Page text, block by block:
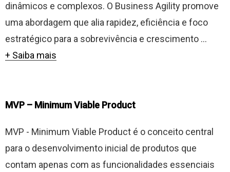
dinâmicos e complexos. O Business Agility promove
uma abordagem que alia rapidez, eficiência e foco
estratégico para a sobrevivência e crescimento ...
+ Saiba mais
MVP – Minimum Viable Product
MVP - Minimum Viable Product é o conceito central
para o desenvolvimento inicial de produtos que
contam apenas com as funcionalidades essenciais